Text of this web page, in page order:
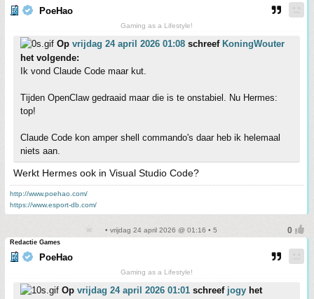
PoeHao
Gaming as a Lifestyle!
Op vrijdag 24 april 2026 01:08 schreef KoningWouter
het volgende:
Ik vond Claude Code maar kut.
Tijden OpenClaw gedraaid maar die is te onstabiel. Nu Hermes:
top!
Claude Code kon amper shell commando's daar heb ik helemaal
niets aan.
Werkt Hermes ook in Visual Studio Code?
http://www.poehao.com/
https://www.esport-db.com/
• vrijdag 24 april 2026 @ 01:16 • 5
Redactie Games
PoeHao
Gaming as a Lifestyle!
Op vrijdag 24 april 2026 01:01 schreef jogy het